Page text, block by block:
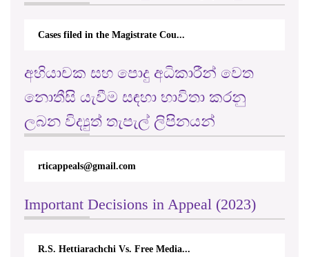
Cases filed in the Magistrate Cou...
අභියාචක සහ පොදු අධිකාරීන් වෙත
නොතීසි යැවීම සඳහා භාවිතා කරනු
ලබන විද්‍යුත් තැපැල් ලිපිනයන්
rticappeals@gmail.com
Important Decisions in Appeal (2023)
R.S. Hettiarachchi Vs. Free Media...